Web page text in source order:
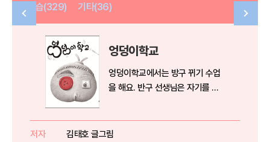
학습(329)
기타(36)
엉덩이학교
엉덩이학교에서는 방구 뀌기 수업
을 해요. 반구 선생님은 자기를 따
님을 따라 같은 소리로 방구를 뀌었
저자
김태호 글그림